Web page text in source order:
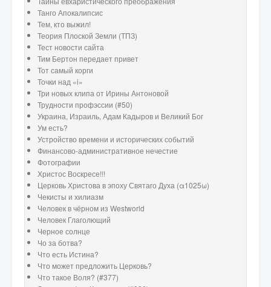
Танго Апокалипсис
Тем, кто выжил!
Теория Плоской Земли (ТПЗ)
Тест новости сайта
Тим Бертон передает привет
Тот самый корги
Точки над «i»
Три новых клипа от Ирины Антоновой
Трудности профэссии (#50)
Украина, Израиль, Адам Кадыров и Великий Бог
Ум есть?
Устройство времени и исторических событий
Финансово-административное нечестие
Фотографии
Христос Воскресе!!!
Церковь Христова в эпоху Святаго Духа (α1025ω)
Чекисты и хилиазм
Человек в чёрном из Westworld
Человек Глаголющий
Черное солнце
Чо за ботва?
Что есть Истина?
Что может предложить Церковь?
Что такое Воля? (#377)